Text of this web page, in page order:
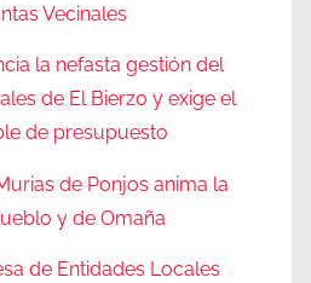
Vecinales
la nefasta gestión del
de El Bierzo y exige el
de presupuesto
de Ponjos anima la
y de Omaña
de Entidades Locales